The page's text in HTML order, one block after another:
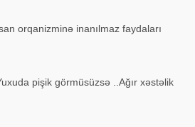
orqanizminə inanılmaz faydaları
pişik görmüsüzsə ..Ağır xəstəlik